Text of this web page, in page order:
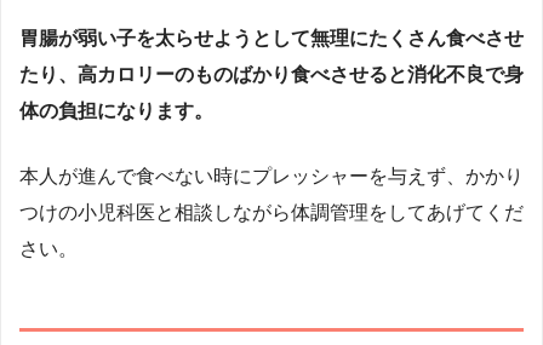
胃腸が弱い子を太らせようとして無理にたくさん食べさせ
たり、高カロリーのものばかり食べさせると消化不良で身
体の負担になります。
本人が進んで食べない時にプレッシャーを与えず、かかり
つけの小児科医と相談しながら体調管理をしてあげてくだ
さい。